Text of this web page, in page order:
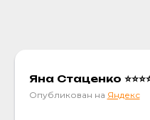
Яна Стаценко
Опубликован на Яндекс